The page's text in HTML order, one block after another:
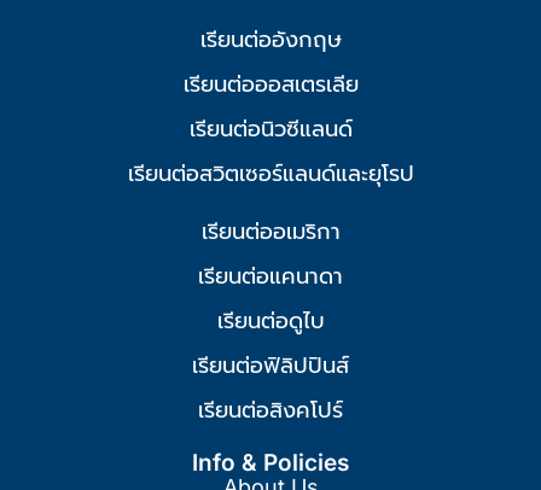
เรียนต่ออังกฤษ
เรียนต่อออสเตรเลีย
เรียนต่อนิวซีแลนด์
เรียนต่อสวิตเซอร์แลนด์และยุโรป
เรียนต่ออเมริกา
เรียนต่อแคนาดา
เรียนต่อดูไบ
เรียนต่อฟิลิปปินส์
เรียนต่อสิงคโปร์
Info & Policies